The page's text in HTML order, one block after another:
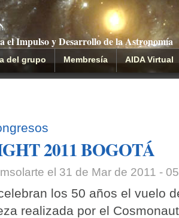
el Impulso y Desarrollo de la Astronomía
del grupo Membresía AIDA Virtual
2011 BOGOTÁ
el 31 de Mar de 2011 -
los 50 años el vuelo
realizada por el